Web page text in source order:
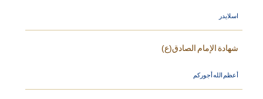
اسلايدر
شهادة الإمام الصادق(ع)
أعظم الله أجوركم